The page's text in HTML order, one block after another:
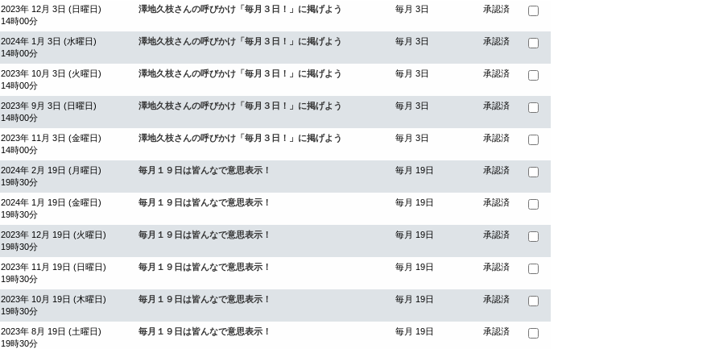
2023年 12月 3日 (日曜日)
14時00分
澤地久枝さんの呼びかけ「毎月３日！」に掲げよう 毎月 3日 承認済
2024年 1月 3日 (水曜日)
14時00分
澤地久枝さんの呼びかけ「毎月３日！」に掲げよう 毎月 3日 承認済
2023年 10月 3日 (火曜日)
14時00分
澤地久枝さんの呼びかけ「毎月３日！」に掲げよう 毎月 3日 承認済
2023年 9月 3日 (日曜日)
14時00分
澤地久枝さんの呼びかけ「毎月３日！」に掲げよう 毎月 3日 承認済
2023年 11月 3日 (金曜日)
14時00分
澤地久枝さんの呼びかけ「毎月３日！」に掲げよう 毎月 3日 承認済
2024年 2月 19日 (月曜日)
19時30分
毎月１９日は皆んなで意思表示！ 毎月 19日 承認済
2024年 1月 19日 (金曜日)
19時30分
毎月１９日は皆んなで意思表示！ 毎月 19日 承認済
2023年 12月 19日 (火曜日)
19時30分
毎月１９日は皆んなで意思表示！ 毎月 19日 承認済
2023年 11月 19日 (日曜日)
19時30分
毎月１９日は皆んなで意思表示！ 毎月 19日 承認済
2023年 10月 19日 (木曜日)
19時30分
毎月１９日は皆んなで意思表示！ 毎月 19日 承認済
2023年 8月 19日 (土曜日)
19時30分
毎月１９日は皆んなで意思表示！ 毎月 19日 承認済